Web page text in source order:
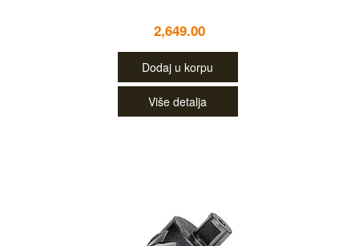
2,649.00
Dodaj u korpu
Više detalja